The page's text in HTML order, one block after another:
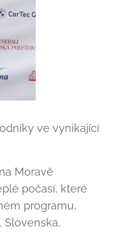
ve vynikající
Moravě
počasí, které
programu,
Slovenska,